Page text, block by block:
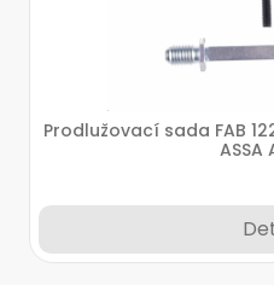
Prodlužovací sada FAB
ASSA